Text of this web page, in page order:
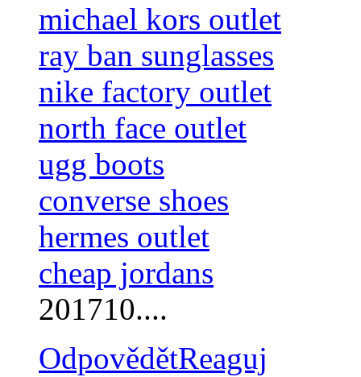
michael kors outlet
ray ban sunglasses
nike factory outlet
north face outlet
ugg boots
converse shoes
hermes outlet
cheap jordans
201710....
OdpovědětReaguj